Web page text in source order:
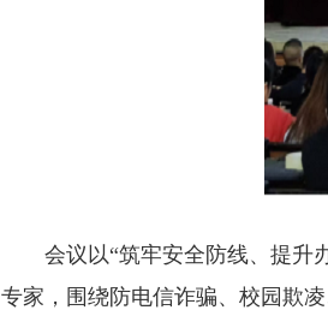
会议以“筑牢安全防线、提升办
专家，围绕防电信诈骗、校园欺